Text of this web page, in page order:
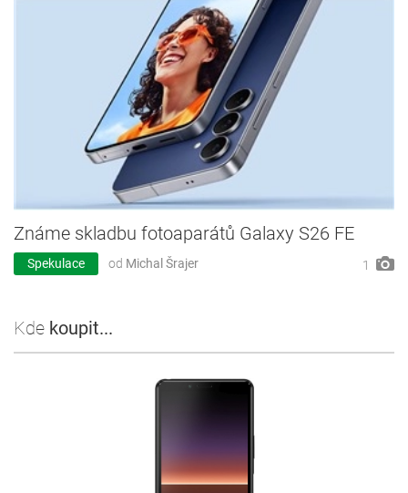
Známe skladbu fotoaparátů Galaxy S26 FE
Spekulace od Michal Šrajer 1
Kde koupit...